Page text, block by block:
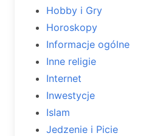
Hobby i Gry
Horoskopy
Informacje ogólne
Inne religie
Internet
Inwestycje
Islam
Jedzenie i Picie